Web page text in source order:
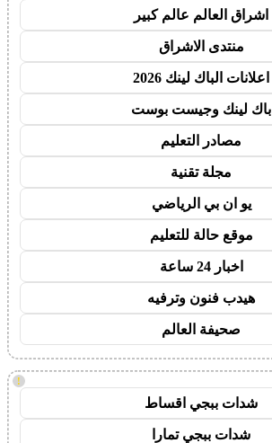
اشراق العالم عالم كبير
منتدى الاشراق
اعلانات الباك لينك 2026
باك لينك وجيست بوست
مصادر التعليم
مجلة تقنية
يو ان بي الرياضي
موقع حالة للتعليم
اخبار 24 ساعة
هيدب فنون وترفيه
صحيفة العالم
!
شدات ببجي اقساط
شدات ببجي تمارا